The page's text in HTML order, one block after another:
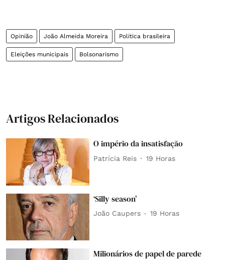
Opinião João Almeida Moreira Política brasileira
Eleições municipais Bolsonarismo
Artigos Relacionados
O império da insatisfação
Patrícia Reis 19 Horas
‘Silly season’
João Caupers 19 Horas
Milionários de papel de parede